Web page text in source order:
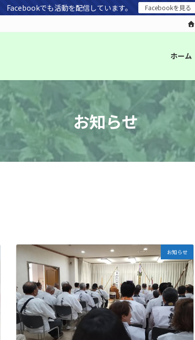
Facebookでも活動を配信しています。
Facebookを見る
ホーム
お知らせ
お知らせ